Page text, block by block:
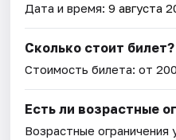
Дата и время:9 августа
Сколько стоит билет?
Стоимость билета: от
Есть ли возрастные
Возрастные ограничения